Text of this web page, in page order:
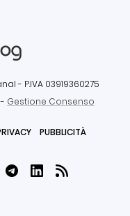
- P.IVA 03919360275
- Gestione Consenso
PUBBLICITÀ